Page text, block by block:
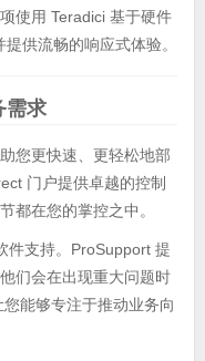
使用 Teradici 基于硬件
供流畅的响应式体验。
需求
您更快速、更轻松地部
门户提供卓越的控制
都在您的掌控之中。
件支持。ProSupport 提
们会在出现重大问题时
能够专注于推动业务向